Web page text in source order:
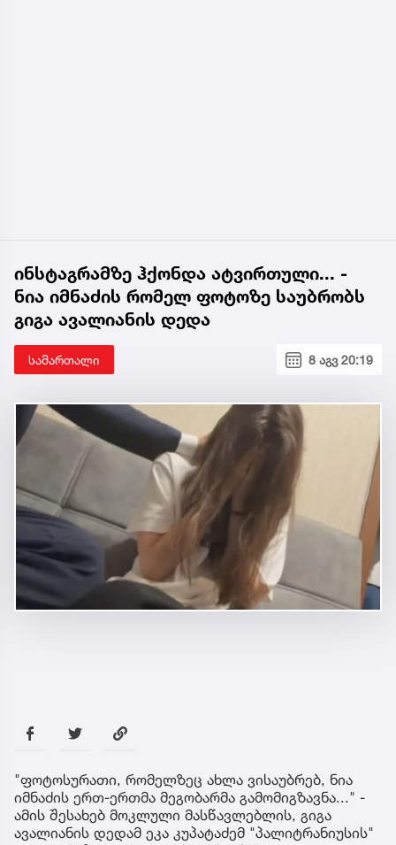
ინსტაგრამზე ჰქონდა ატვირთული... -
ნია იმნაძის რომელ ფოტოზე საუბრობს
გიგა ავალიანის დედა
სამართალი 8 აგვ 20:19
"ფოტოსურათი, რომელზეც ახლა ვისაუბრებ, ნია
იმნაძის ერთ-ერთმა მეგობარმა გამომიგზავნა..." -
ამის შესახებ მოკლული მასწავლებლის, გიგა
ავალიანის დედამ ეკა კუპატაძემ "პალიტრანიუსის"